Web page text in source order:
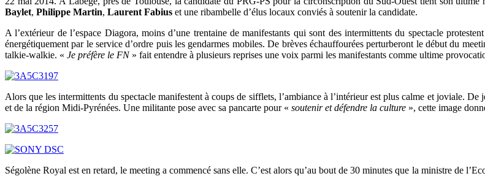
Baylet, Philippe Martin, Laurent Fabius et une ribambelle d’élus locaux conviés à soutenir la candidate.
A l’extérieur de l’espace Diagora, moins d’une trentaine de manifestants qui sont des intermittents du spectacle
énergétiquement par le service d’ordre puis les gendarmes mobiles. De brèves échauffourées perturberont le début du
talkie-walkie. « Je préfère le FN» fait entendre à plusieurs reprises une voix parmi les manifestants comme ultime
Alors que les intermittents du spectacle manifestent à coups de sifflets, l’ambiance à l’intérieur est plus calme et joviale.
et de la région Midi-Pyrénées. Une militante pose avec sa pancarte pour « soutenir et défendre la culture », cette image
Ségolène Royal est en retard, le meeting a commencé sans elle. C’est alors qu’au bout de 30 minutes que la ministre de